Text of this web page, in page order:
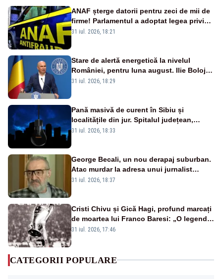
ANAF șterge datorii pentru zeci de mii de
firme! Parlamentul a adoptat legea privind
amnistia fiscală
31 iul. 2026, 18:21
Stare de alertă energetică la nivelul
României, pentru luna august. Ilie Bolojan
a anunțat importuri și posibile restricții –
31 iul. 2026, 18:29
Pană masivă de curent în Sibiu și
localitățile din jur. Spitalul județean,
semafoarele, rețelele de telefonie, grav
31 iul. 2026, 18:33
George Becali, un nou derapaj suburban.
Atac murdar la adresa unui jurnalist
sportiv – AUDIO
31 iul. 2026, 18:37
Cristi Chivu și Gică Hagi, profund marcați
de moartea lui Franco Baresi: „O legendă
a fotbalului mondial”
31 iul. 2026, 17:46
CATEGORII POPULARE